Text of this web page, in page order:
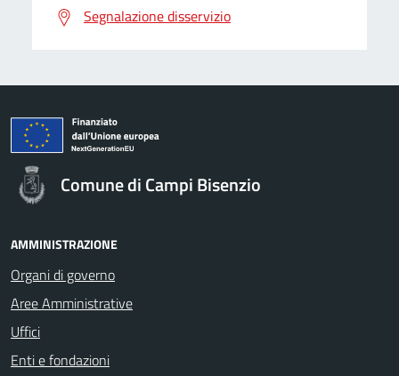
Segnalazione disservizio
Comune di Campi Bisenzio
AMMINISTRAZIONE
Organi di governo
Aree Amministrative
Uffici
Enti e fondazioni